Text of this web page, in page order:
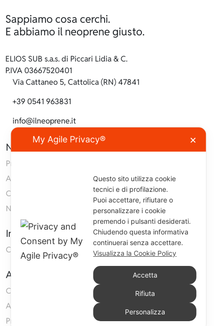
Sappiamo cosa cerchi.
E abbiamo il neoprene giusto.
ELIOS SUB s.a.s. di Piccari Lidia & C.
P.IVA 03667520401
Via Cattaneo 5, Cattolica (RN) 47841
+39 0541 963831
info@ilneoprene.it
Navigazione
Prodotti
Azienda
Contatti
Neoprene
Informazioni
Condizioni generali di vendita
Area Clienti
Carrello
Accedi
Privacy Policy
My Agile Privacy® ✕
Questo sito utilizza cookie
tecnici e di profilazione.
Puoi accettare, rifiutare o
personalizzare i cookie
premendo i pulsanti desiderati.
Chiudendo questa informativa
continuerai senza accettare.
Visualizza la Cookie Policy
Accetta
Rifiuta
Personalizza